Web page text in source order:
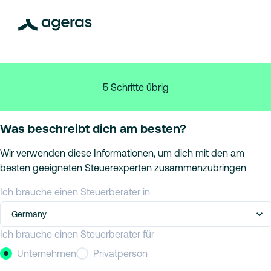
5 Schritte übrig
Was beschreibt dich am besten?
Wir verwenden diese Informationen, um dich mit den am
besten geeigneten Steuerexperten zusammenzubringen
Ich brauche einen Steuerberater in
Germany
Ich brauche einen Steuerberater für
Unternehmen
Privatperson